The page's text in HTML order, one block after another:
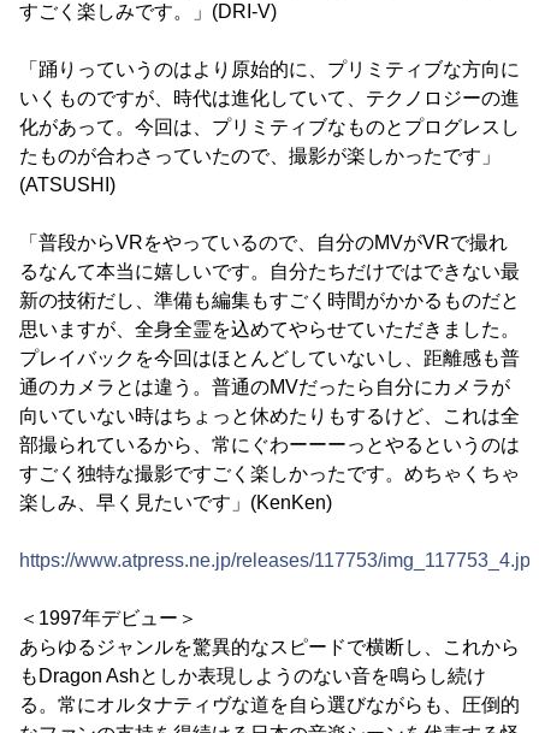
すごく楽しみです。」(DRI-V)
「踊りっていうのはより原始的に、プリミティブな方向に
いくものですが、時代は進化していて、テクノロジーの進
化があって。今回は、プリミティブなものとプログレスし
たものが合わさっていたので、撮影が楽しかったです」
(ATSUSHI)
「普段からVRをやっているので、自分のMVがVRで撮れ
るなんて本当に嬉しいです。自分たちだけではできない最
新の技術だし、準備も編集もすごく時間がかかるものだと
思いますが、全身全霊を込めてやらせていただきました。
プレイバックを今回はほとんどしていないし、距離感も普
通のカメラとは違う。普通のMVだったら自分にカメラが
向いていない時はちょっと休めたりもするけど、これは全
部撮られているから、常にぐわーーーっとやるというのは
すごく独特な撮影ですごく楽しかったです。めちゃくちゃ
楽しみ、早く見たいです」(KenKen)
https://www.atpress.ne.jp/releases/117753/
＜1997年デビュー＞
あらゆるジャンルを驚異的なスピードで横断し、これから
もDragon Ashとしか表現しようのない音を鳴らし続け
る。常にオルタナティヴな道を自ら選びながらも、圧倒的